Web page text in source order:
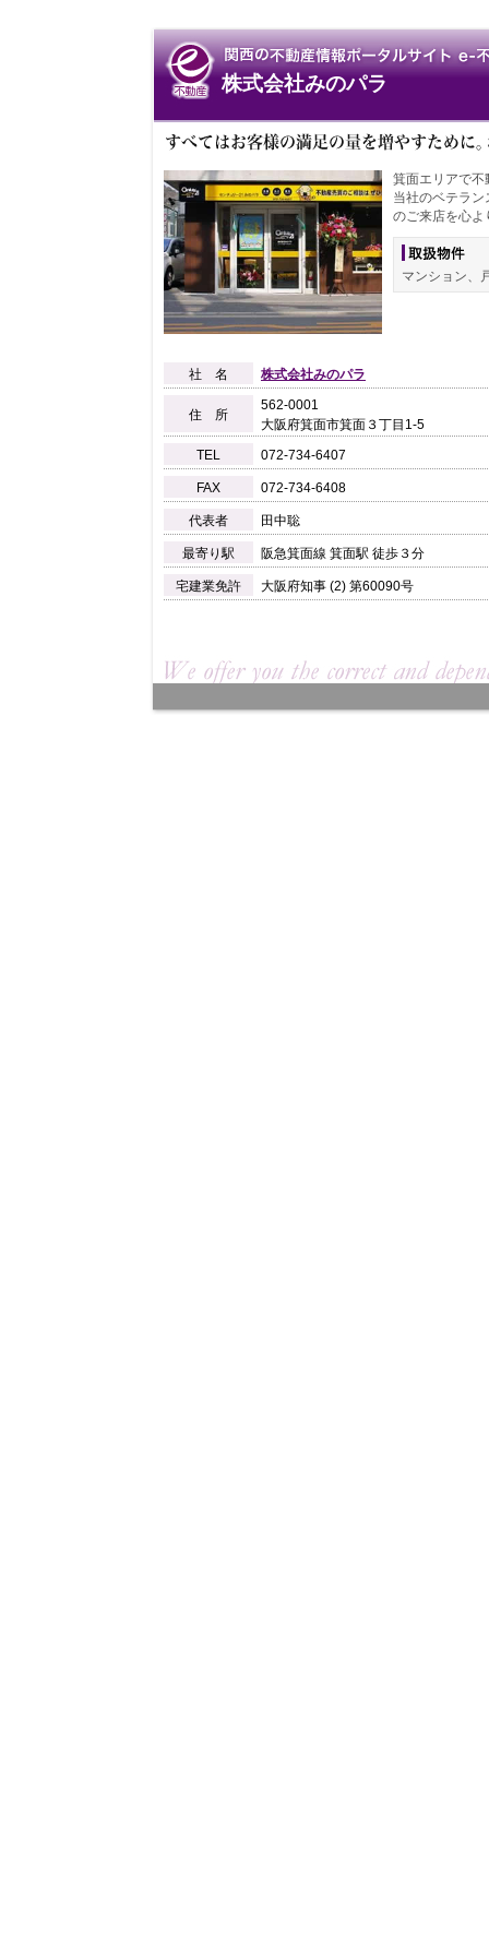
株式会社みのパラ
箕面エリアで不
当社のベテラ
のご来店を心よ
マンション、
社 名 株式会社みのパラ
住 所
562-0001
大阪府箕面市箕面３丁目1-5
TEL
072-734-6407
FAX 072-734-6408
代表者 田中聡
最寄り駅 阪急箕面線 箕面駅 徒歩３分
宅建業免許 大阪府知事 (2) 第60090号